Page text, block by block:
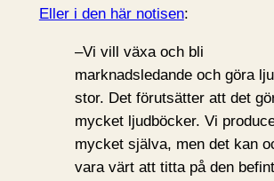
Eller i den här notisen:
–Vi vill växa och bli
marknadsledande och göra
stor. Det förutsätter att det
mycket ljudböcker. Vi
mycket själva, men det kan
vara värt att titta på den